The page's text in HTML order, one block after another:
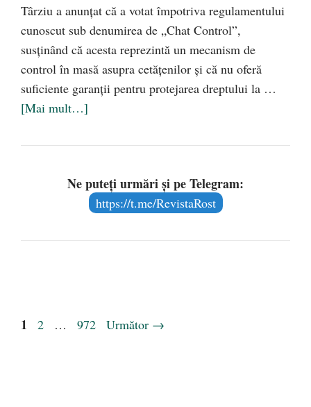
Târziu a anunțat că a votat împotriva regulamentului
cunoscut sub denumirea de „Chat Control”,
susținând că acesta reprezintă un mecanism de
control în masă asupra cetățenilor și că nu oferă
suficiente garanții pentru protejarea dreptului la …
[Mai mult…]
Ne puteți urmări și pe Telegram:
https://t.me/RevistaRost
Pagina
1 Pagina
2 … Pagina
972 Următor →